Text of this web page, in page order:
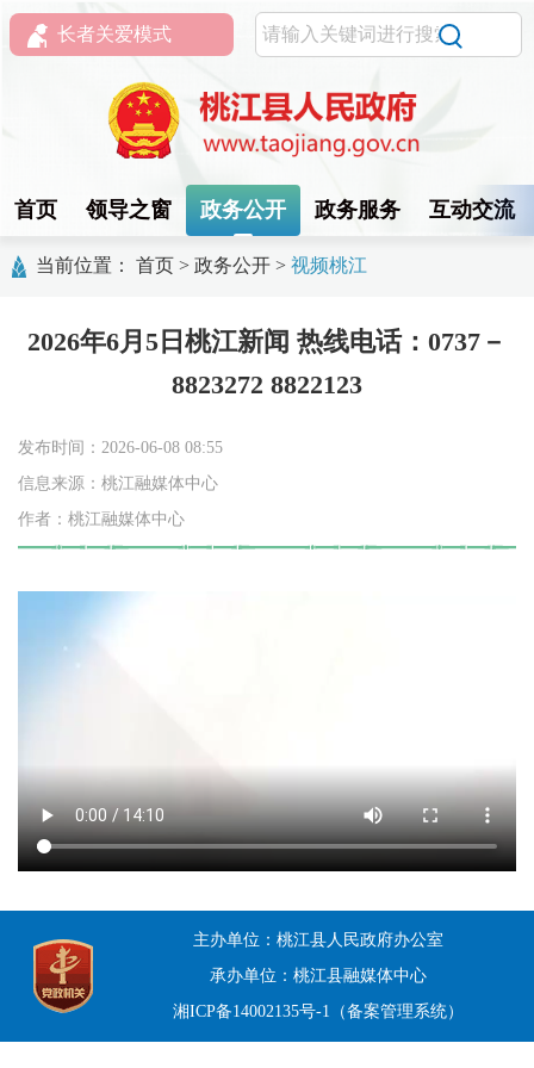
长者关爱模式
首页 领导之窗 政务公开 政务服务 互动交流
当前位置： 首页 > 政务公开 > 视频桃江
2026年6月5日桃江新闻 热线电话：0737－
8823272 8822123
发布时间：2026-06-08 08:55
信息来源：桃江融媒体中心
作者：桃江融媒体中心
主办单位：桃江县人民政府办公室
承办单位：桃江县融媒体中心
湘ICP备14002135号-1（备案管理系统）